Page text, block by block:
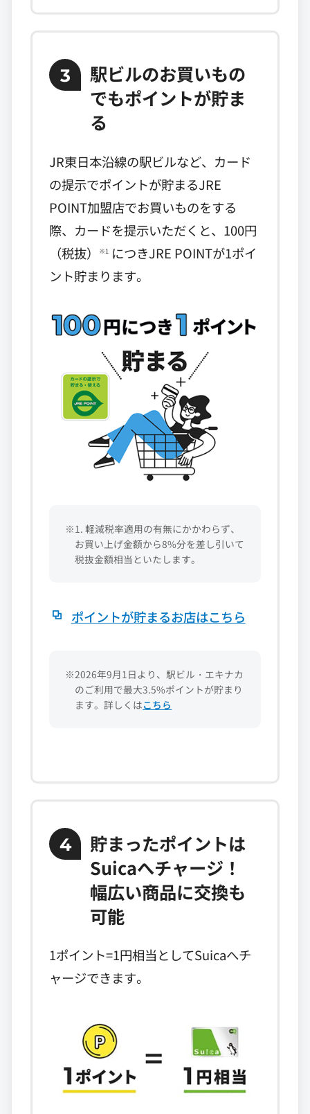
3
駅ビルのお買いもの
でもポイントが貯ま
る
JR東日本沿線の駅ビルなど、カード
の提示でポイントが貯まるJRE
POINT加盟店でお買いものをする
際、カードを提示いただくと、100円
（税抜）
※1 につきJRE POINTが1ポイ
ント貯まります。
※1. 軽減税率適用の有無にかかわらず、
お買い上げ金額から8%分を差し引いて
税抜金額相当といたします。
ポイントが貯まるお店はこちら
※2026年9月1日より、駅ビル・エキナカ
のご利用で最大3.5%ポイントが貯まり
ます。詳しくはこちら
4
貯まったポイントは
Suicaへチャージ！
幅広い商品に交換も
可能
1ポイント=1円相当としてSuicaへチ
ャージできます。